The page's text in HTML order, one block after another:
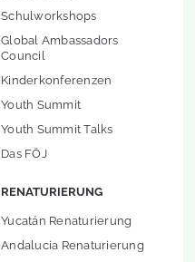
Schulworkshops
Global Ambassadors
Council
Kinderkonferenzen
Youth Summit
Youth Summit Talks
Das FÖJ
RENATURIERUNG
Yucatán Renaturierung
Andalucia Renaturierung